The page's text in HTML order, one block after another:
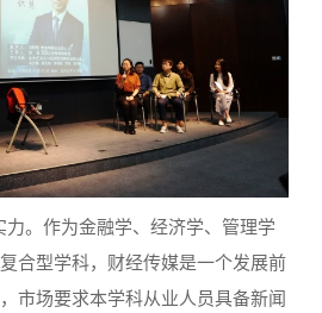
力。作为金融学、经济学、管理学
合型学科，财经传媒是一个发展前
市场要求本学科从业人员具备新闻